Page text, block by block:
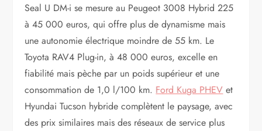
Seal U DM-i se mesure au Peugeot 3008 Hybrid 225
à 45 000 euros, qui offre plus de dynamisme mais
une autonomie électrique moindre de 55 km. Le
Toyota RAV4 Plug-in, à 48 000 euros, excelle en
fiabilité mais pèche par un poids supérieur et une
consommation de 1,0 l/100 km. Ford Kuga PHEV et
Hyundai Tucson hybride complètent le paysage, avec
des prix similaires mais des réseaux de service plus